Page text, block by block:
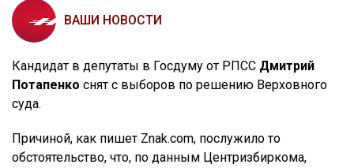
ВАШИ НОВОСТИ
Кандидат в депутаты в Госдуму от РПСС Дмитрий
Потапенко снят с выборов по решению Верховного
суда.
Причиной, как пишет Znak.com, послужило то
обстоятельство, что, по данным Центризбиркома,